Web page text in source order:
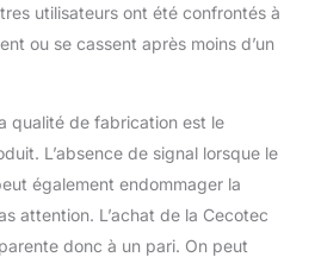
utilisateurs ont été confrontés à
ou se cassent après moins d’un
qualité de fabrication est le
L’absence de signal lorsque le
également endommager la
attention. L’achat de la Cecotec
donc à un pari. On peut